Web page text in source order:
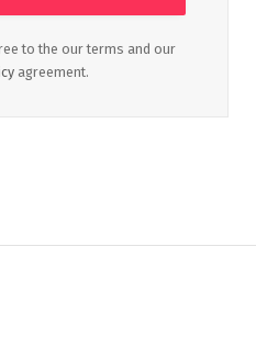
to the our terms and our
agreement.